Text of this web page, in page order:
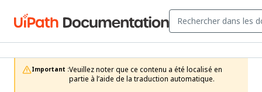
Important :Veuillez noter que ce contenu a été localisé en
partie à l’aide de la traduction automatique.